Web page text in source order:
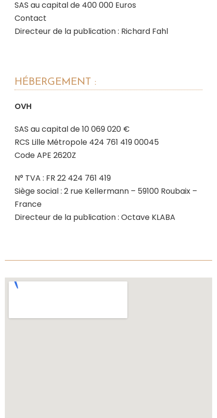
SAS au capital de 400 000 Euros
Contact
Directeur de la publication : Richard Fahl
HÉBERGEMENT :
OVH
SAS au capital de 10 069 020 €
RCS Lille Métropole 424 761 419 00045
Code APE 2620Z
N° TVA : FR 22 424 761 419
Siège social : 2 rue Kellermann – 59100 Roubaix –
France
Directeur de la publication : Octave KLABA